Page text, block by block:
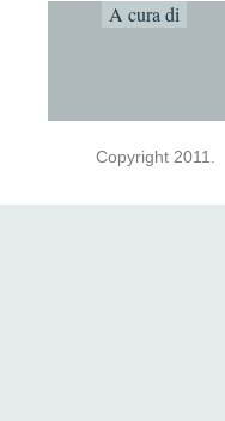
A cura di
Copyright 2011.